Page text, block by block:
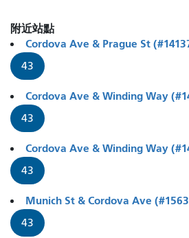
附近站點
Cordova Ave & Prague St
43
Cordova Ave & Winding Way
43
Cordova Ave & Winding Way
43
Munich St & Cordova Ave
43